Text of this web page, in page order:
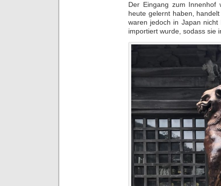
Der Eingang zum
heute gelernt haben,
waren jedoch in Japan
importiert wurde, sodass sie